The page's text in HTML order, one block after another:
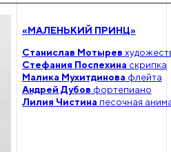
«МАЛЕНЬКИЙ ПРИНЦ»
Станислав Мотырев
Стефания Поспехина скрипка
Малика Мухитдинова флейта
Андрей Дубов фортепиано
Лилия Чистина песочная